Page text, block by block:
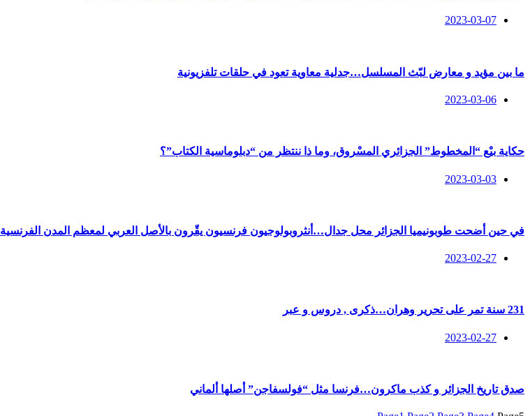
2023-03-07
ما بين مؤيد و معارض لبّث المسلسل…جدلية معاوية تعود في حلقات تلفزيونية
2023-03-06
حكاية بيْع “المخطوط” الجزائري المسْروق، وما ذا ننتظر من “دبلوماسية الكتاب”؟
2023-03-03
في حين أضحت طوبونيميا الجزائر محل جدال…أنثروبولوجيون فرنسيون يقّرون بالأصل العربي لمعظم المدن الفرنسية
2023-02-27
231 سنة تمر على تحرير وهران…ذكرى , دروس و عبر
2023-02-27
صدق تاريخ الجزائر و كذب ماكرون…فرنسا مثل “فولسفاجن” أصلها ألماني